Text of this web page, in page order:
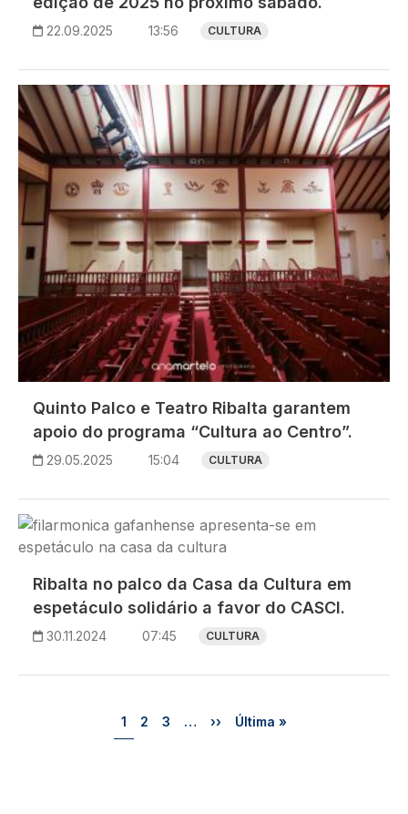
22.09.2025 13:56 CULTURA
Imagem
Quinto Palco e Teatro Ribalta garantem
apoio do programa “Cultura ao Centro”.
29.05.2025 15:04 CULTURA
Imagem
Ribalta no palco da Casa da Cultura em
espetáculo solidário a favor do CASCI.
30.11.2024 07:45 CULTURA
Página
1 Página
2 Página
3 … Próxima página
›› Última página
Última »